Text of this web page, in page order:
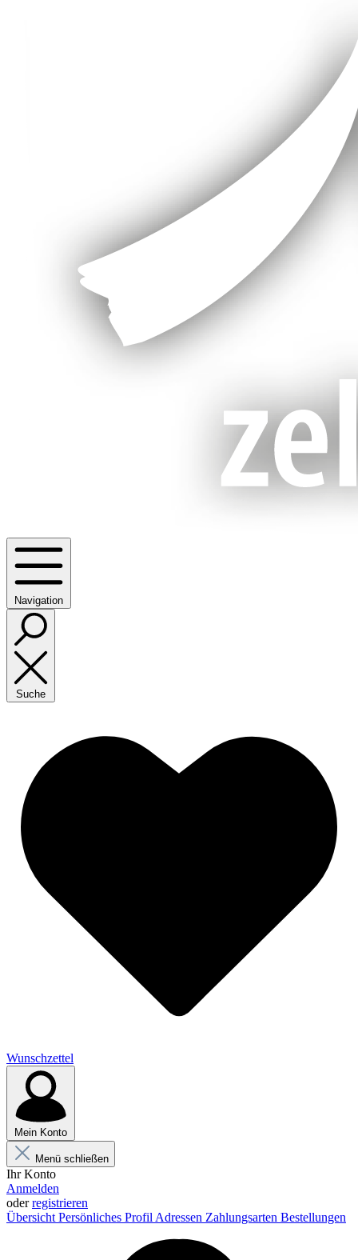
Navigation
Suche
Wunschzettel
Mein Konto
Menü schließen
Ihr Konto
Anmelden
oderregistrieren
Übersicht Persönliches Profil Adressen Zahlungsarten Bestellungen